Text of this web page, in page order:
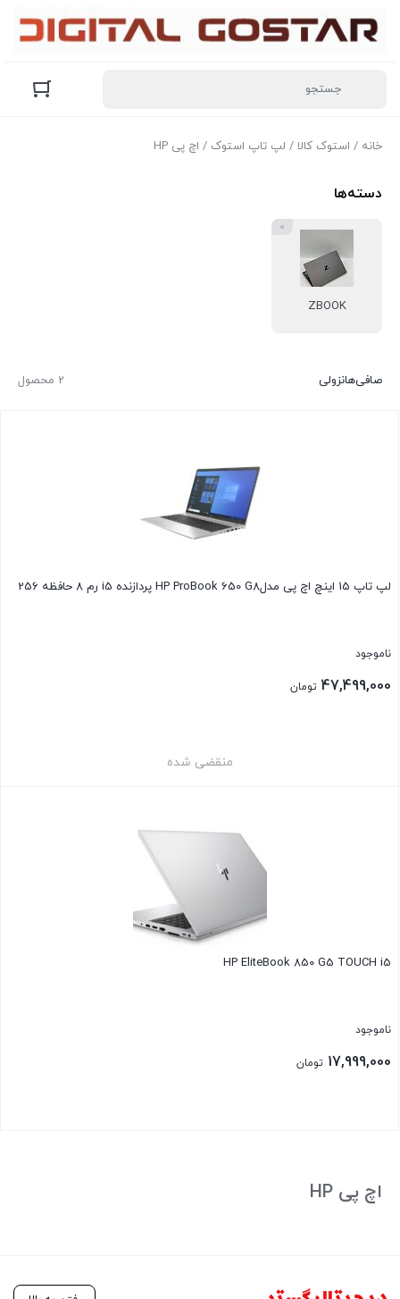
خانه / استوک کالا / لپ تاپ استوک / اچ پی HP
دسته‌ها
ZBOOK
0
2 محصول صافی‌هانزولی
لپ تاپ 15 اینچ اچ پی مدلHP ProBook 650 G8 پردازنده i5 رم 8 حافظه 256
ناموجود
47,499,000 تومان
منقضی شده
HP EliteBook 850 G5 TOUCH i5
ناموجود
17,999,000 تومان
اچ پی HP